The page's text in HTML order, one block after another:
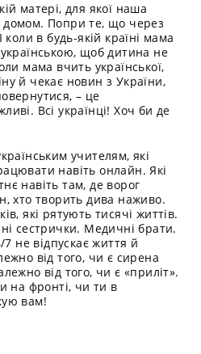
матері, для якої наша
Попри те, що через
коли в будь-якій країні мама
щоб дитина не
мама вчить української,
й чекає новин з України,
– це
Всі українці! Хоч би де
учителям, які
навіть онлайн. Які
навіть там, де ворог
хто творить дива наживо.
які рятують тисячі життів.
сестрички. Медичні брати.
не відпускає життя й
від того, чи є сирена
від того, чи є «приліт».
на фронті, чи ти в
вам!